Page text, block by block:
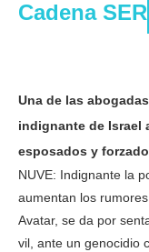
Cadena SER
Una de las
indignante de Israel
esposados y
NUVE: Indignante la
aumentan los
Avatar, se da por
vil, ante un genocidio